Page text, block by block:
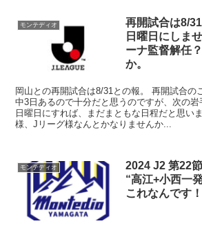
モンテディオ
再開試合は8/
日曜日にしま
ーナ監督解任
か。
岡山との再開試合は8/31との報。 再開試合の
中3日あるので十分だと思うのですが、次の
日曜日にすれば、まだまともな日程だと思い
様、Jリーグ様なんとかなりませんか...
モンテディオ
2024 J2 第22
“高江+小西一
これなんです